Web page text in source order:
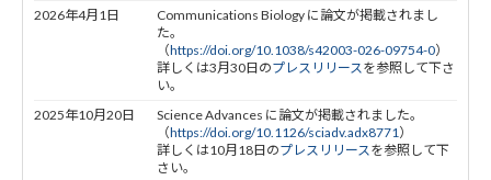
2026年4月1日
Communications Biology に論文が掲載されまし
た。
（https://doi.org/10.1038/s42003-026-09754-0）
詳しくは3月30日のプレスリリースを参照して下さ
い。
2025年10月20日
Science Advances に論文が掲載されました。
（https://doi.org/10.1126/sciadv.adx8771）
詳しくは10月18日のプレスリリースを参照して下
さい。